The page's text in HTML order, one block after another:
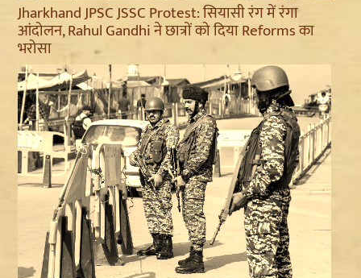
Jharkhand JPSC JSSC Protest: सियासी रंग में रंगा
आंदोलन, Rahul Gandhi ने छात्रों को दिया Reforms का
भरोसा